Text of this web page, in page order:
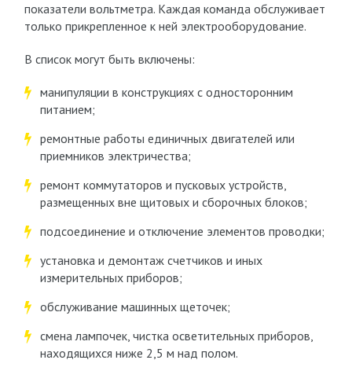
показатели вольтметра. Каждая команда обслуживает
только прикрепленное к ней электрооборудование.
В список могут быть включены:
манипуляции в конструкциях с односторонним
питанием;
ремонтные работы единичных двигателей или
приемников электричества;
ремонт коммутаторов и пусковых устройств,
размещенных вне щитовых и сборочных блоков;
подсоединение и отключение элементов проводки;
установка и демонтаж счетчиков и иных
измерительных приборов;
обслуживание машинных щеточек;
смена лампочек, чистка осветительных приборов,
находящихся ниже 2,5 м над полом.